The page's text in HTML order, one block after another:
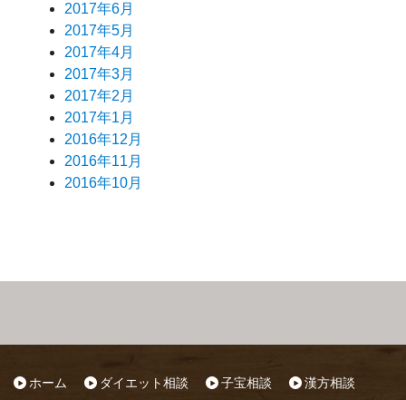
2017年6月
2017年5月
2017年4月
2017年3月
2017年2月
2017年1月
2016年12月
2016年11月
2016年10月
ホーム ダイエット相談 子宝相談 漢方相談